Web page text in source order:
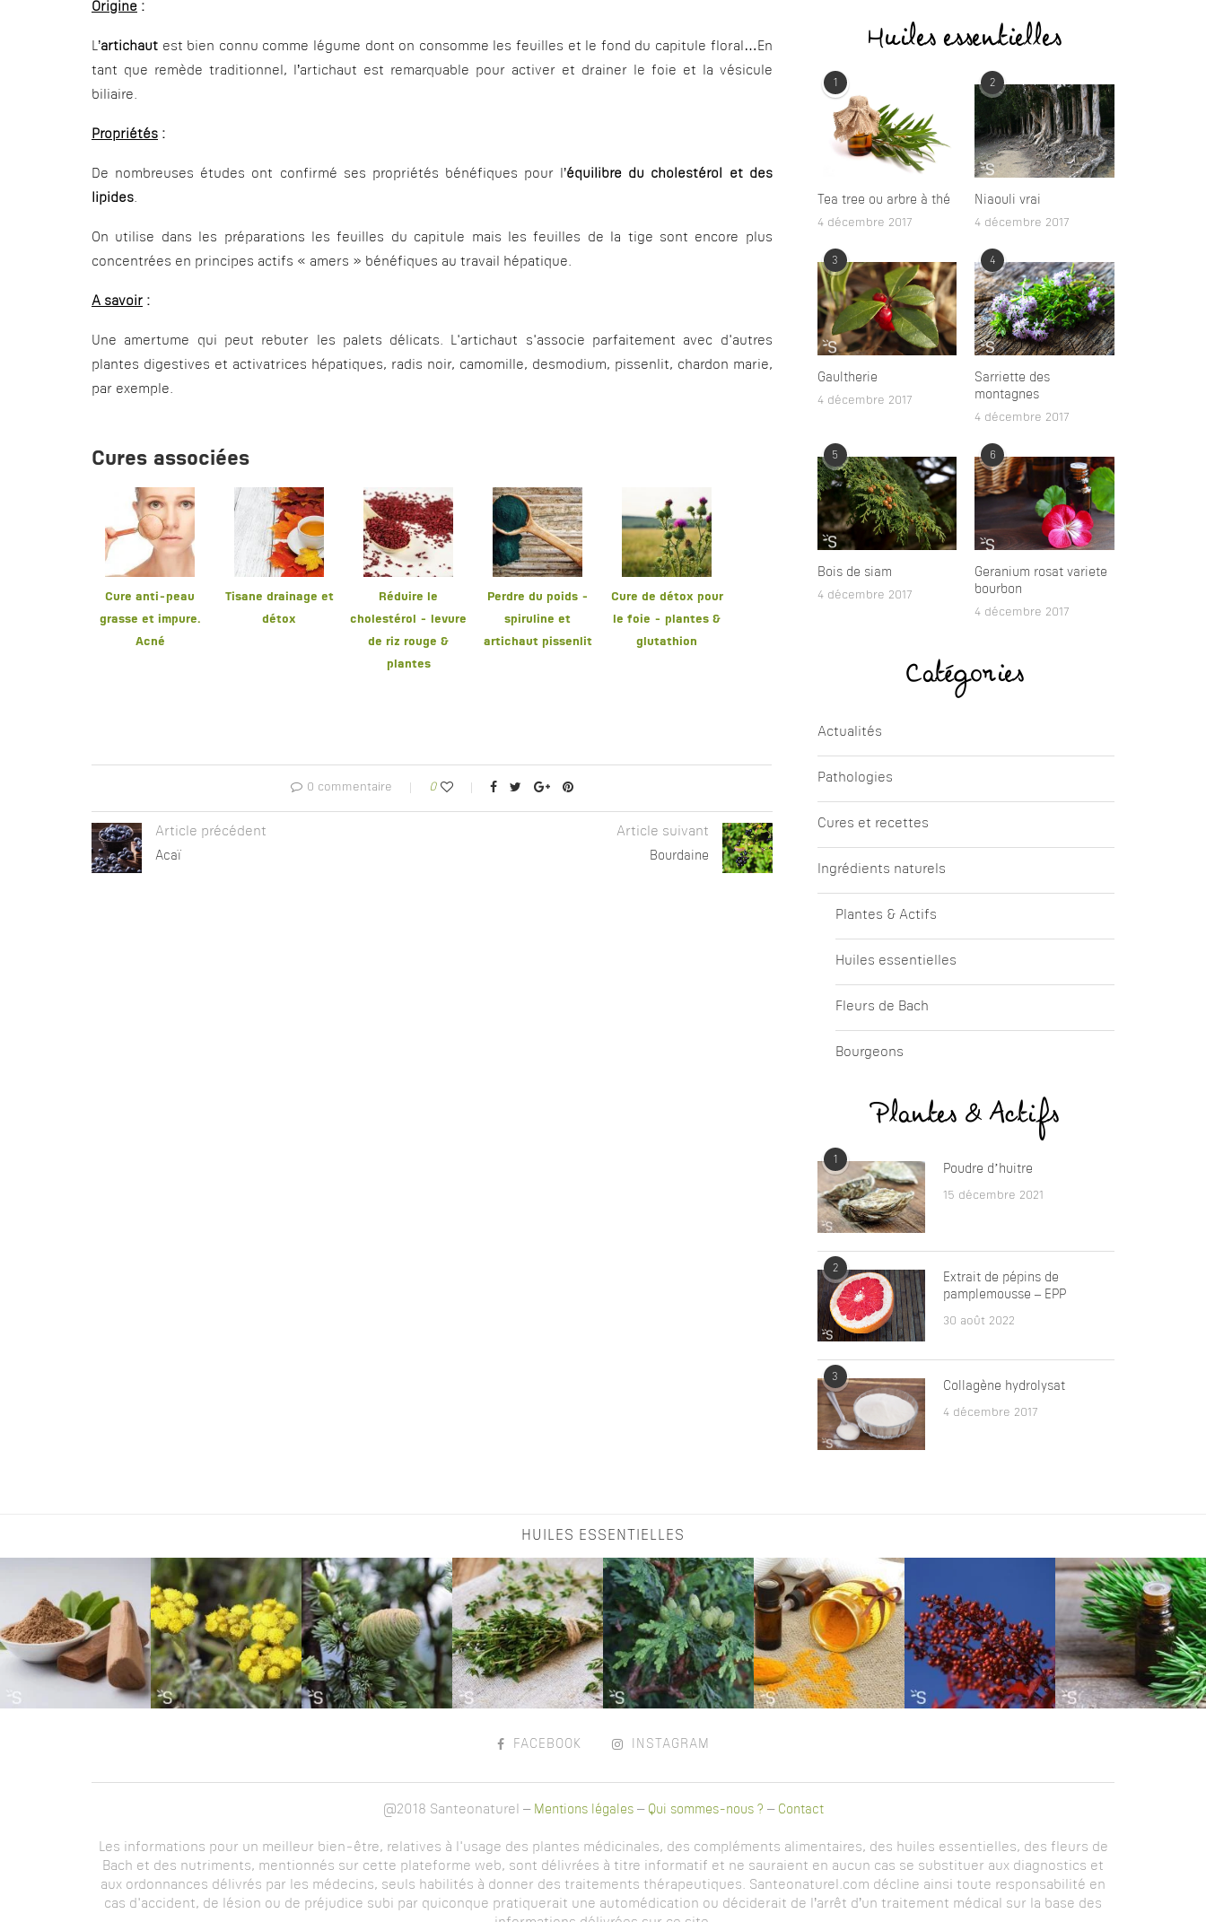
Origine :
L’artichaut est bien connu comme légume dont on consomme les feuilles et le fond du capitule floral…En
tant que remède traditionnel, l’artichaut est remarquable pour activer et drainer le foie et la vésicule
biliaire.
Propriétés :
De nombreuses études ont confirmé ses propriétés bénéfiques pour l’équilibre du cholestérol et des
lipides.
On utilise dans les préparations les feuilles du capitule mais les feuilles de la tige sont encore plus
concentrées en principes actifs « amers » bénéfiques au travail hépatique.
A savoir :
Une amertume qui peut rebuter les palets délicats. L'artichaut s'associe parfaitement avec d'autres
plantes digestives et activatrices hépatiques, radis noir, camomille, desmodium, pissenlit, chardon marie,
par exemple.
Cures associées
Cure anti-peau
grasse et impure.
Acné
Tisane drainage et
détox
Réduire le
cholestérol - levure
de riz rouge &
plantes
Perdre du poids -
spiruline et
artichaut pissenlit
Cure de détox pour
le foie - plantes &
glutathion
0 commentaire 0
Article précédent
Acaï
Article suivant
Bourdaine
Huiles essentielles
Tea tree ou arbre à thé
4 décembre 2017
2
Niaouli vrai
4 décembre 2017
3
Gaultherie
4 décembre 2017
4
Sarriette des
montagnes
4 décembre 2017
5
Bois de siam
4 décembre 2017
6
Geranium rosat variete
bourbon
4 décembre 2017
Catégories
Actualités
Pathologies
Cures et recettes
Ingrédients naturels
Plantes & Actifs
Huiles essentielles
Fleurs de Bach
Bourgeons
Plantes & Actifs
1
Poudre d’huitre
15 décembre 2021
2
Extrait de pépins de
pamplemousse – EPP
30 août 2022
3
Collagène hydrolysat
4 décembre 2017
HUILES ESSENTIELLES
FACEBOOK INSTAGRAM
@2018 Santeonaturel – Mentions légales– Qui sommes-nous ? – Contact
Les informations pour un meilleur bien-être, relatives à l'usage des plantes médicinales, des compléments alimentaires, des huiles essentielles, des fleurs de
Bach et des nutriments, mentionnés sur cette plateforme web, sont délivrées à titre informatif et ne sauraient en aucun cas se substituer aux diagnostics et
aux ordonnances délivrés par les médecins, seuls habilités à donner des traitements thérapeutiques. Santeonaturel.com décline ainsi toute responsabilité en
cas d'accident, de lésion ou de préjudice subi par quiconque pratiquerait une automédication ou déciderait de l’arrêt d’un traitement médical sur la base des